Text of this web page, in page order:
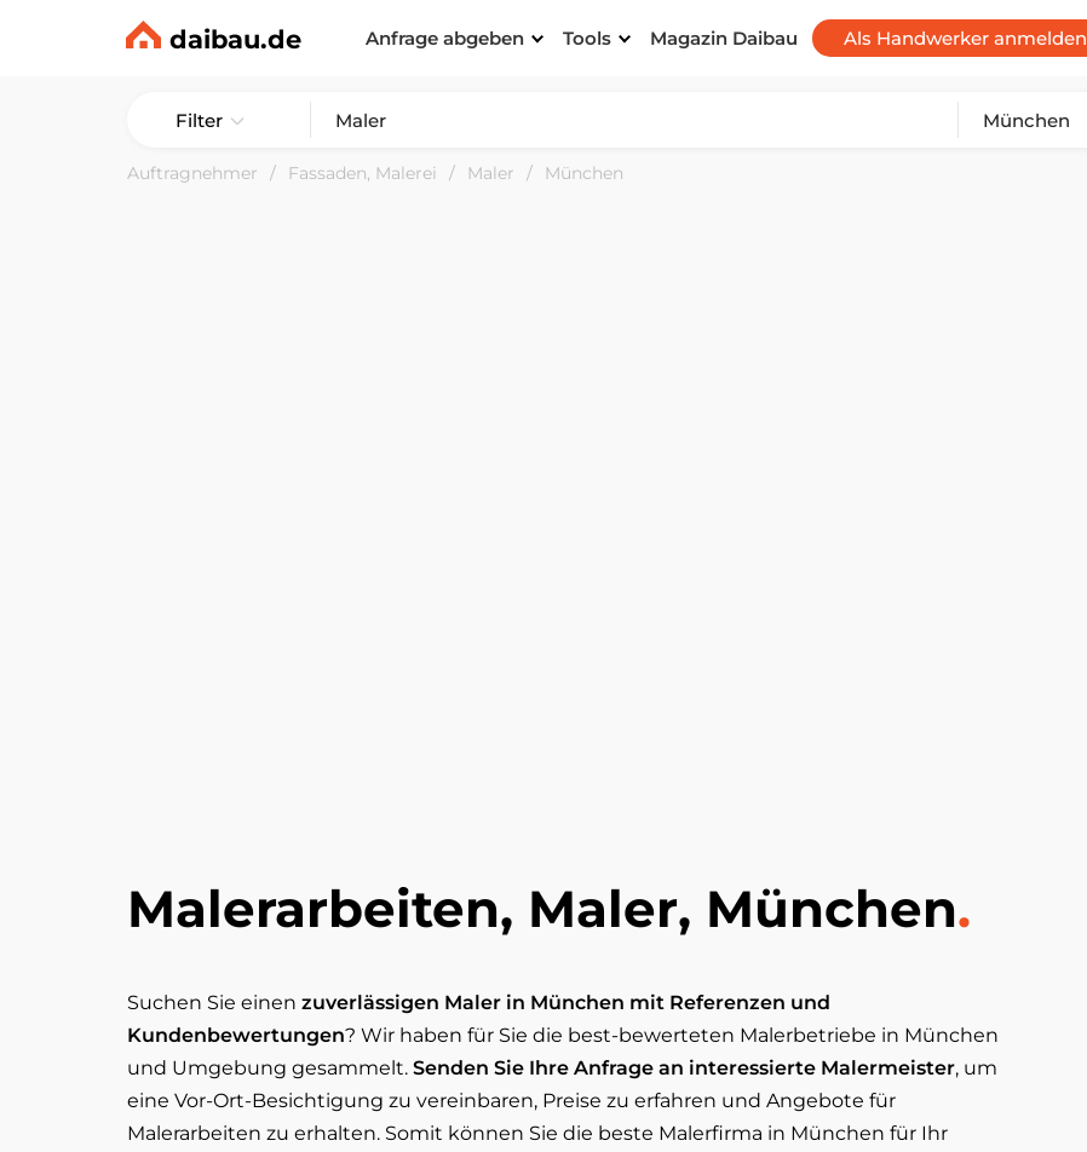
daibau.de Anfrage abgeben Tools Magazin Daibau Als Handwerker anmelden
Filter
Auftragnehmer Fassaden, Malerei Maler München
Malerarbeiten, Maler, München.
Suchen Sie einenzuverlässigen Maler in München mit Referenzen und
Kundenbewertungen? Wir haben für Sie die best-bewerteten Malerbetriebe in München
und Umgebung gesammelt. Senden Sie Ihre Anfrage an interessierte Malermeister, um
eine Vor-Ort-Besichtigung zu vereinbaren, Preise zu erfahren und Angebote für
Malerarbeiten zu erhalten. Somit können Sie die beste Malerfirma in München für Ihr